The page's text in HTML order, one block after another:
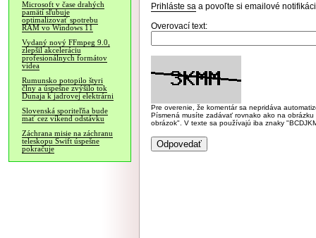
Microsoft v čase drahých
pamätí sľubuje
optimalizovať spotrebu
RAM vo Windows 11
Vydaný nový FFmpeg 9.0,
zlepšil akceleráciu
profesionálnych formátov
videa
Rumunsko potopilo štyri
člny a úspešne zvýšilo tok
Dunaja k jadrovej elektrárni
Slovenská sporiteľňa bude
mať cez víkend odstávku
Záchrana misie na záchranu
teleskopu Swift úspešne
pokračuje
Prihláste sa a povoľte si emailové
Overovací text:
Pre overenie, že komentár sa nepridáva
Písmená musíte zadávať rovnako ako na
obrázok". V texte sa používajú iba znaky